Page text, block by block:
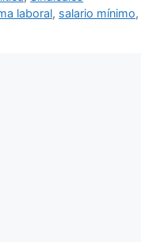
laboral, salario mínimo,